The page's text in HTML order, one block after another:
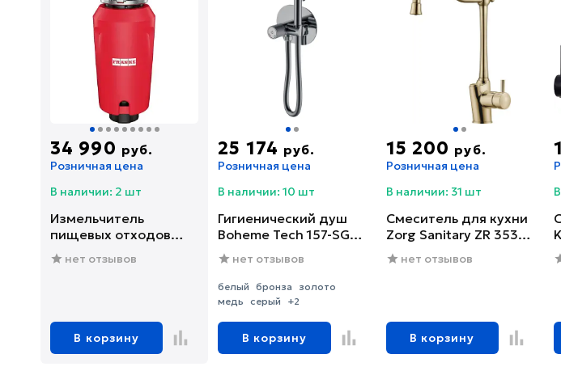
34 990 руб.
Розничная цена
В наличии: 2 шт
Измельчитель
пищевых отходов
Franke SLIM 75
(134.0715.096)
нет отзывов
В корзину
25 174 руб.
Розничная цена
В наличии: 10 шт
Гигиенический душ
Boheme Tech 157-SGM
со смесителем, С
ВНУТРЕННЕЙ
ЧАСТЬЮ, shine gun
metal
нет отзывов
белый бронза
золото
медь
серый +2
В корзину
15 200 руб.
Розничная цена
В наличии: 31 шт
Смеситель для кухни
Zorg Sanitary ZR 353
YF-BRнет отзывов
В корзину